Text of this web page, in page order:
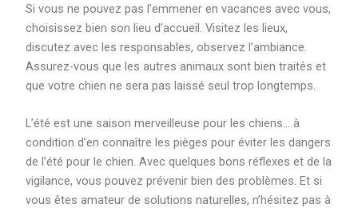
Si vous ne pouvez pas l’emmener en vacances avec vous,
choisissez bien son lieu d’accueil. Visitez les lieux,
discutez avec les responsables, observez l’ambiance.
Assurez-vous que les autres animaux sont bien traités et
que votre chien ne sera pas laissé seul trop longtemps.
L’été est une saison merveilleuse pour les chiens… à
condition d’en connaître les pièges pour éviter les dangers
de l’été pour le chien. Avec quelques bons réflexes et de la
vigilance, vous pouvez prévenir bien des problèmes. Et si
vous êtes amateur de solutions naturelles, n’hésitez pas à